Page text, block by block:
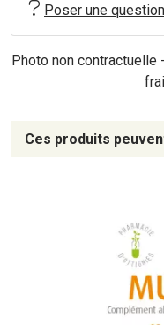
Poser une question
Photo non contractuelle
Ces produits